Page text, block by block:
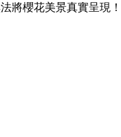
將櫻花美景真實呈現